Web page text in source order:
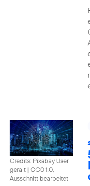
Credits: Pixabay User
geralt | CC0 1.0,
Ausschnitt bearbeitet